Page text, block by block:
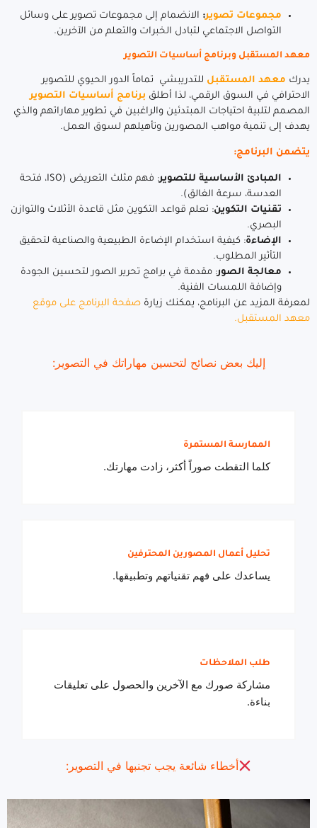
مجموعات تصوير: الانضمام إلى مجموعات تصوير على وسائل
التواصل الاجتماعي لتبادل الخبرات والتعلم من الآخرين.
معهد المستقبل وبرنامج أساسيات التصوير
يدرك معهد المستقبل للتدريبشي تماماً الدور الحيوي للتصوير
الاحترافي في السوق الرقمي، لذا أطلق برنامج أساسيات التصوير
المصمم لتلبية احتياجات المبتدئين والراغبين في تطوير مهاراتهم والذي
يهدف إلى تنمية مواهب المصورين وتأهيلهم لسوق العمل.
يتضمن البرنامج:
المبادئ الأساسية للتصوير
: فهم مثلث التعريض (ISO، فتحة
العدسة، سرعة الغالق).
تقنيات التكوين: تعلم قواعد التكوين مثل قاعدة الأثلاث والتوازن
البصري.
الإضاءة: كيفية استخدام الإضاءة الطبيعية والصناعية لتحقيق
التأثير المطلوب.
معالجة الصور: مقدمة في برامج تحرير الصور لتحسين الجودة
وإضافة اللمسات الفنية.
لمعرفة المزيد عن البرنامج، يمكنك زيارة صفحة البرنامج على موقع
معهد المستقبل.
إليك بعض نصائح لتحسين مهاراتك في التصوير:
طلب الملاحظات
مشاركة صورك مع الآخرين والحصول على تعليقات
بناءة.
تحليل أعمال المصورين المحترفين
يساعدك على فهم تقنياتهم وتطبيقها.
الممارسة المستمرة
كلما التقطت صوراً أكثر، زادت مهارتك.
أخطاء شائعة يجب تجنبها في التصوير: